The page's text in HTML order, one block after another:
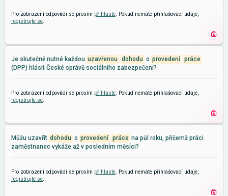
Pro zobrazení odpovědi se prosím přihlaste . Pokud nemáte přihlašovací údaje,
registrujte se
Je skutečně nutné každou uzavřenou dohodu o provedení práce
(DPP) hlásit České správě sociálního zabezpečení?
Pro zobrazení odpovědi se prosím přihlaste . Pokud nemáte přihlašovací údaje,
registrujte se
Můžu uzavřít dohodu o provedení práce na půl roku, přičemž práci
zaměstnanec vykáže až v posledním měsíci?
Pro zobrazení odpovědi se prosím přihlaste . Pokud nemáte přihlašovací údaje,
registrujte se